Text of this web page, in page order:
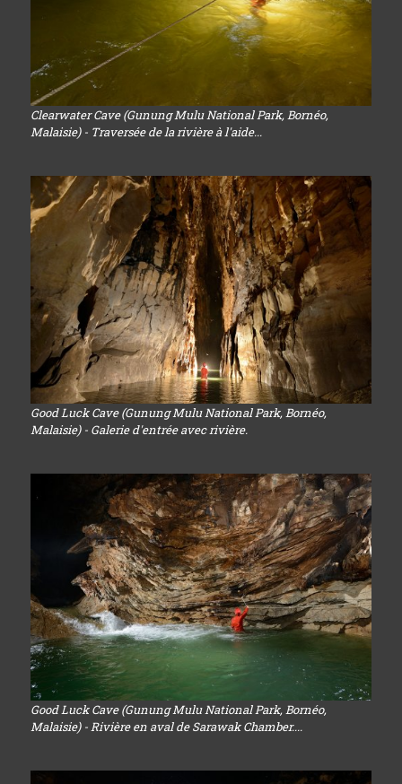
Clearwater Cave (Gunung Mulu National Park, Bornéo,
Malaisie) - Traversée de la rivière à l'aide...
Good Luck Cave (Gunung Mulu National Park, Bornéo,
Malaisie) - Galerie d'entrée avec rivière.
Good Luck Cave (Gunung Mulu National Park, Bornéo,
Malaisie) - Rivière en aval de Sarawak Chamber....